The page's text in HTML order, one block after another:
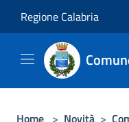
Regione Calabria
Home > Novità >